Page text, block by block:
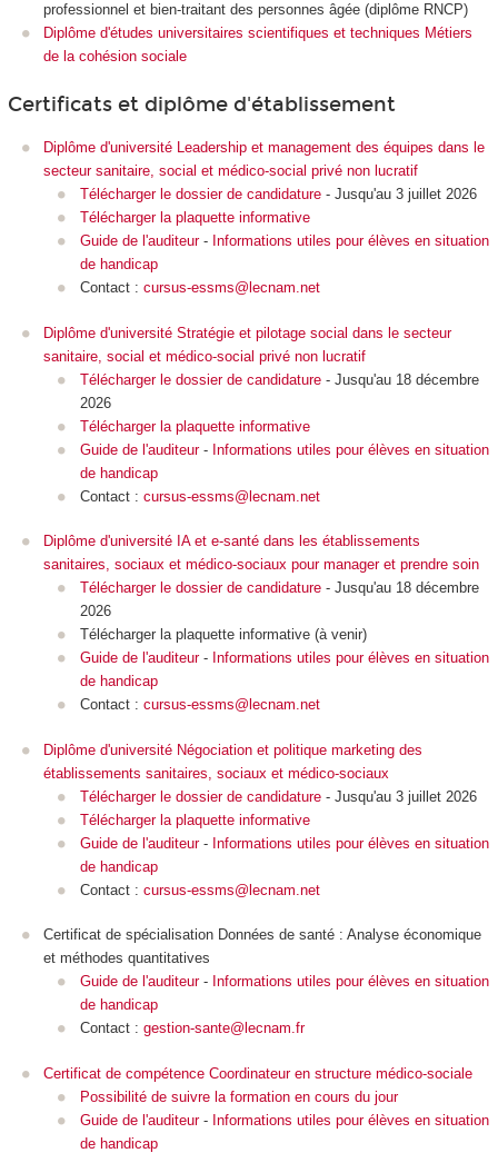
professionnel et bien-traitant des personnes âgée (diplôme RNCP)
Diplôme d'études universitaires scientifiques et techniques Métiers
de la cohésion sociale
Certificats et diplôme d'établissement
Diplôme d'université Leadership et management des équipes dans le
secteur sanitaire, social et médico-social privé non lucratif
Télécharger le dossier de candidature - Jusqu'au 3 juillet 2026
Télécharger la plaquette informative
Guide de l'auditeur- Informations utiles pour élèves en situation
de handicap
Contact : cursus-essms@lecnam.net
Diplôme d'université Stratégie et pilotage social dans le secteur
sanitaire, social et médico-social privé non lucratif
Télécharger le dossier de candidature- Jusqu'au 18 décembre
2026
Télécharger la plaquette informative
Guide de l'auditeur- Informations utiles pour élèves en situation
de handicap
Contact : cursus-essms@lecnam.net
Diplôme d'université IA et e-santé dans les établissements
sanitaires, sociaux et médico-sociaux pour manager et prendre soin
Télécharger le dossier de candidature - Jusqu'au 18 décembre
2026
Télécharger la plaquette informative (à venir)
Guide de l'auditeur- Informations utiles pour élèves en situation
de handicap
Contact : cursus-essms@lecnam.net
Diplôme d'université Négociation et politique marketing des
établissements sanitaires, sociaux et médico-sociaux
Télécharger le dossier de candidature - Jusqu'au 3 juillet 2026
Télécharger la plaquette informative
Guide de l'auditeur- Informations utiles pour élèves en situation
de handicap
Contact : cursus-essms@lecnam.net
Certificat de spécialisation Données de santé : Analyse économique
et méthodes quantitatives
Guide de l'auditeur- Informations utiles pour élèves en situation
de handicap
Contact : gestion-sante@lecnam.fr
Certificat de compétence Coordinateur en structure médico-sociale
Possibilité de suivre la formation en cours du jour
Guide de l'auditeur- Informations utiles pour élèves en situation
de handicap